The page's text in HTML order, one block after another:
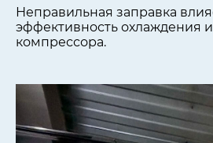
Неправильная заправка
эффективность охлаждения
компрессора.